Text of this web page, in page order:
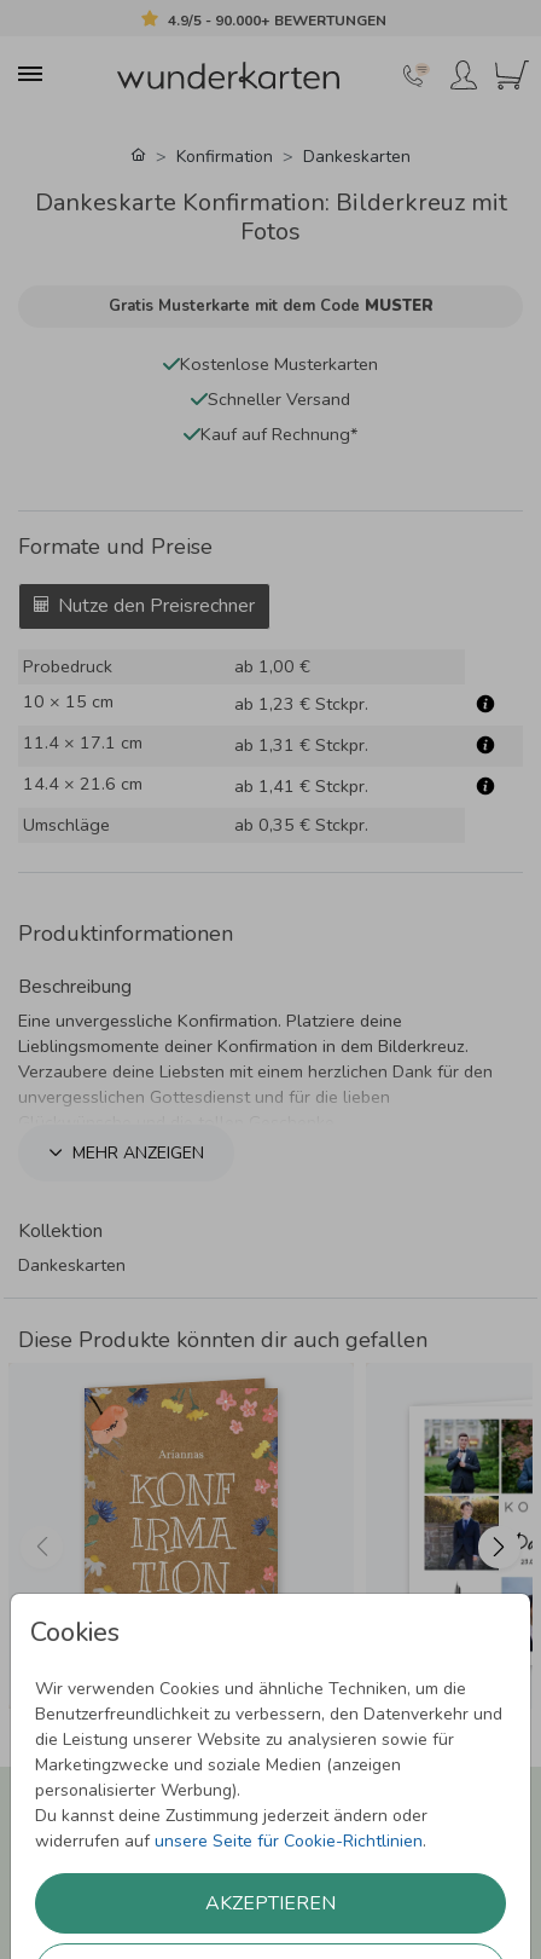
4.9/5 - 90.000+ BEWERTUNGEN
Cookies
Wir verwenden Cookies und ähnliche Techniken, um die
Benutzerfreundlichkeit zu verbessern, den Datenverkehr und
die Leistung unserer Website zu analysieren sowie für
Marketingzwecke und soziale Medien (anzeigen
personalisierter Werbung).
Du kannst deine Zustimmung jederzeit ändern oder
widerrufen aufunsere Seite für Cookie-Richtlinien.
AKZEPTIEREN
Konfirmation Dankeskarten
Dankeskarte Konfirmation: Bilderkreuz mit
Fotos
Gratis Musterkarte mit dem Code MUSTER
Kostenlose Musterkarten
Schneller Versand
Kauf auf Rechnung*
Formate und Preise
Nutze den Preisrechner
Probedruck
ab 1,00 €
10 × 15 cm
ab 1,23 € Stckpr.
11.4 × 17.1 cm
ab 1,31 € Stckpr.
14.4 × 21.6 cm
ab 1,41 € Stckpr.
Umschläge
ab 0,35 € Stckpr.
Produktinformationen
Beschreibung
Eine unvergessliche Konfirmation. Platziere deine
Lieblingsmomente deiner Konfirmation in dem Bilderkreuz.
Verzaubere deine Liebsten mit einem herzlichen Dank für den
unvergesslichen Gottesdienst und für die lieben
MEHR ANZEIGEN
Kollektion
Dankeskarten
Diese Produkte könnten dir auch gefallen
Newsletter abonnieren und 5,00 € Rabatt**
sichern!
Laufenden.